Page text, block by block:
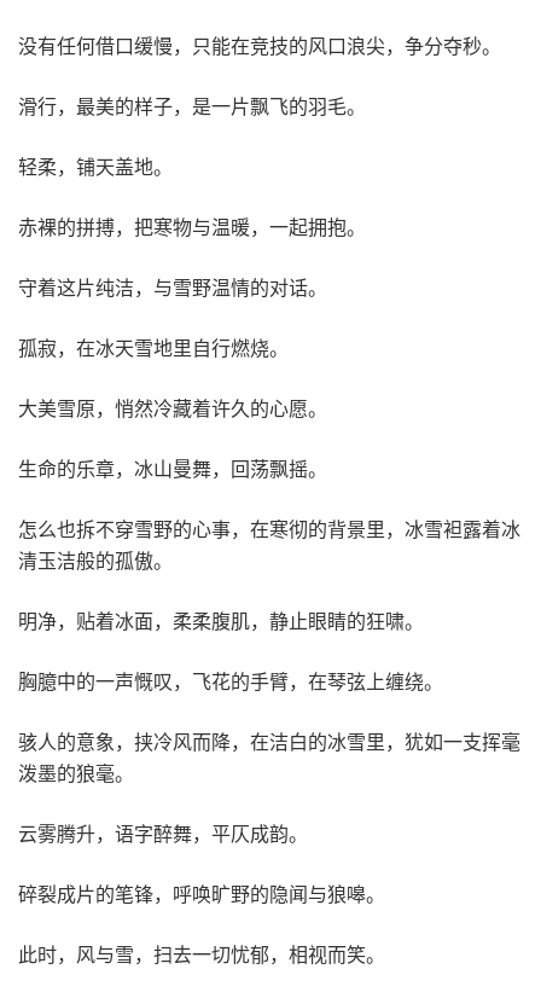
没有任何借口缓慢，只能在竞技的风口浪尖，争分夺秒。
滑行，最美的样子，是一片飘飞的羽毛。
轻柔，铺天盖地。
赤裸的拼搏，把寒物与温暖，一起拥抱。
守着这片纯洁，与雪野温情的对话。
孤寂，在冰天雪地里自行燃烧。
大美雪原，悄然冷藏着许久的心愿。
生命的乐章，冰山曼舞，回荡飘摇。
怎么也拆不穿雪野的心事，在寒彻的背景里，冰雪袒露着冰
清玉洁般的孤傲。
明净，贴着冰面，柔柔腹肌，静止眼睛的狂啸。
胸臆中的一声慨叹，飞花的手臂，在琴弦上缠绕。
骇人的意象，挟冷风而降，在洁白的冰雪里，犹如一支挥毫
泼墨的狼毫。
云雾腾升，语字醉舞，平仄成韵。
碎裂成片的笔锋，呼唤旷野的隐闻与狼嗥。
此时，风与雪，扫去一切忧郁，相视而笑。